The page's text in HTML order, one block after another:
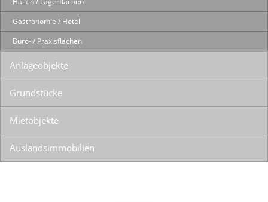
Gastronomie / Hotel
Büro- / Praxisflächen
Anlageobjekte
Grundstücke
Mietobjekte
Auslandsimmobilien